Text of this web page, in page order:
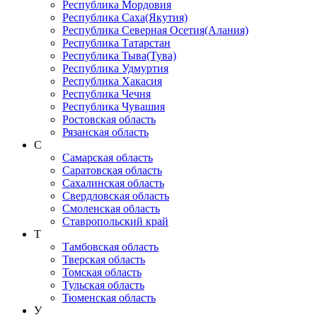
Республика Мордовия
Республика Саха(Якутия)
Республика Северная Осетия(Алания)
Республика Татарстан
Республика Тыва(Тува)
Республика Удмуртия
Республика Хакасия
Республика Чечня
Республика Чувашия
Ростовская область
Рязанская область
С
Самарская область
Саратовская область
Сахалинская область
Свердловская область
Смоленская область
Ставропольский край
Т
Тамбовская область
Тверская область
Томская область
Тульская область
Тюменская область
У